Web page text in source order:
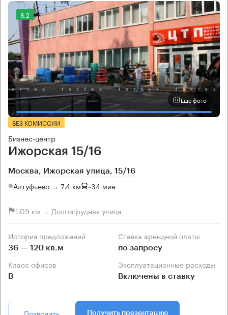
8.2
Еще фото
БЕЗ КОМИССИИ
Бизнес-центр
Ижорская 15/16
Москва, Ижорская улица, 15/16
Алтуфьево → 7.4 км ~34 мин
1.09 км → Долгопрудная улица
История предложений
36 — 120 кв.м
Ставка арендной платы
по запросу
Класс офисов
B
Эксплуатационные расходы
Включены в ставку
Получить презентацию